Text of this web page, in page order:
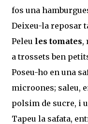
fos una
Deixeu-la reposar
Peleu les tomates,
a trossets ben
Poseu-ho en una
microones; saleu,
polsim de sucre, i
Tapeu la safata,